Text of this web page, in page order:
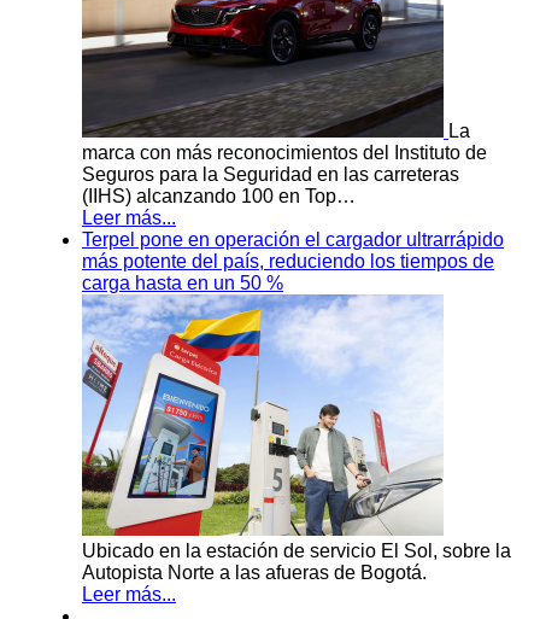
La
marca con más reconocimientos del Instituto de
Seguros para la Seguridad en las carreteras
(IIHS) alcanzando 100 en Top…
Leer más...
Terpel pone en operación el cargador ultrarrápido
más potente del país, reduciendo los tiempos de
carga hasta en un 50 %
Ubicado en la estación de servicio El Sol, sobre la
Autopista Norte a las afueras de Bogotá.
Leer más...